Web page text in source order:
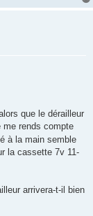
que le dérailleur
me rends compte
à la main semble
la cassette 7v 11-
arrivera-t-il bien